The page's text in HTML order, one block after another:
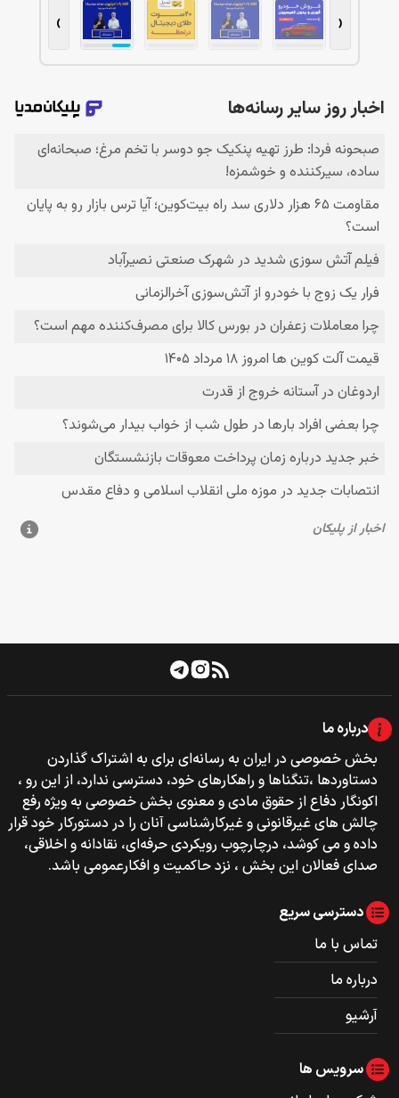
‹
›
درباره ما
بخش خصوصی‌‌ در ایران به رسانه‌ای برای به اشتراک گذاردن
دستاوردها ،تنگناها و راهکارهای خود، دسترسی ندارد، از این رو ،
اکونگار دفاع از حقوق مادی و معنوی بخش خصوصی به ویژه رفع
چالش های غیرقانونی و غیرکارشناسی آنان را در دستورکار خود قرار
داده و می کوشد، درچارچوب رویکردی حرفه‌ای، نقادانه و اخلاقی،
صدای فعالان این بخش ، نزد حاکمیت و افکارعمومی باشد.
دسترسی سریع
تماس با ما
درباره ما
آرشیو
سرویس ها